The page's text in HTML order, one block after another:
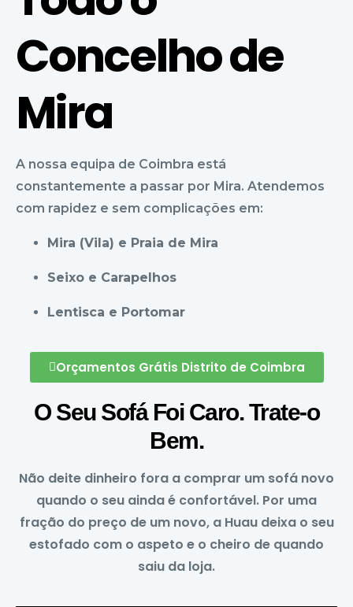
Concelho de
Mira
A nossa equipa de Coimbra está
constantemente a passar por Mira. Atendemos
com rapidez e sem complicações em:
Mira (Vila) e Praia de Mira
Seixo e Carapelhos
Lentisca e Portomar
Orçamentos Grátis Distrito de Coimbra
O Seu Sofá Foi Caro. Trate-o
Bem.
Não deite dinheiro fora a comprar um sofá novo
quando o seu ainda é confortável. Por uma
fração do preço de um novo, a Huau deixa o seu
estofado com o aspeto e o cheiro de quando
saiu da loja.